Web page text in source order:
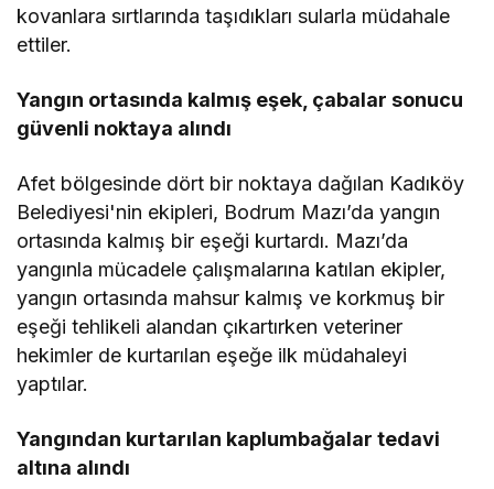
kovanlara sırtlarında taşıdıkları sularla müdahale
ettiler.
Yangın ortasında kalmış eşek, çabalar sonucu
güvenli noktaya alındı
Afet bölgesinde dört bir noktaya dağılan Kadıköy
Belediyesi'nin ekipleri, Bodrum Mazı’da yangın
ortasında kalmış bir eşeği kurtardı. Mazı’da
yangınla mücadele çalışmalarına katılan ekipler,
yangın ortasında mahsur kalmış ve korkmuş bir
eşeği tehlikeli alandan çıkartırken veteriner
hekimler de kurtarılan eşeğe ilk müdahaleyi
yaptılar.
Yangından kurtarılan kaplumbağalar tedavi
altına alındı